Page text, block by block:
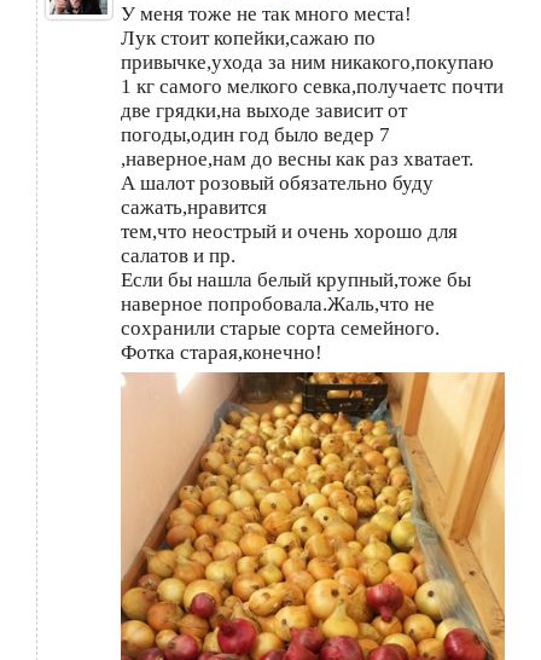
У меня тоже не так много места!
Лук стоит копейки,сажаю по
привычке,ухода за ним никакого,покупаю
1 кг самого мелкого севка,получаетс почти
две грядки,на выходе зависит от
погоды,один год было ведер 7
,наверное,нам до весны как раз хватает.
А шалот розовый обязательно буду
сажать,нравится
тем,что неострый и очень хорошо для
салатов и пр.
Если бы нашла белый крупный,тоже бы
наверное попробовала.Жаль,что не
сохранили старые сорта семейного.
Фотка старая,конечно!